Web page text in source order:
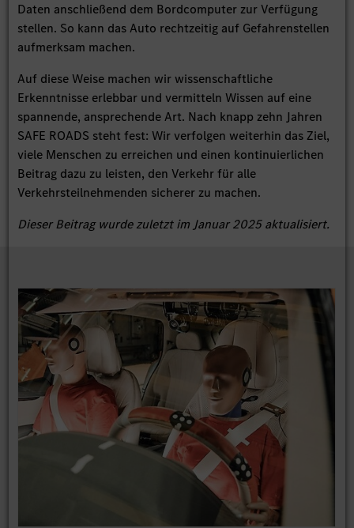
Daten anschließend dem Bordcomputer zur Verfügung
stellen. So kann das Auto rechtzeitig auf Gefahrenstellen
aufmerksam machen.
Auf diese Weise machen wir wissenschaftliche
Erkenntnisse erlebbar und vermitteln Wissen auf eine
spannende, ansprechende Art. Nach knapp zehn Jahren
SAFE ROADS steht fest: Wir verfolgen weiterhin das Ziel,
viele Menschen zu erreichen und einen kontinuierlichen
Beitrag dazu zu leisten, den Verkehr für alle
Verkehrsteilnehmenden sicherer zu machen.
Dieser Beitrag wurde zuletzt im Januar 2025 aktualisiert.